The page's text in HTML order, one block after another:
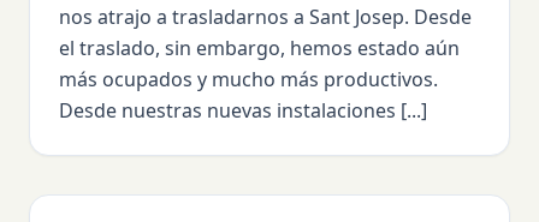
nos atrajo a trasladarnos a Sant Josep. Desde
el traslado, sin embargo, hemos estado aún
más ocupados y mucho más productivos.
Desde nuestras nuevas instalaciones [...]